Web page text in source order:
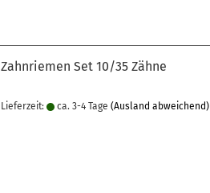
Zahnriemen Set 10/35 Zähne
Lieferzeit: ca. 3-4 Tage (Ausland abweichend)